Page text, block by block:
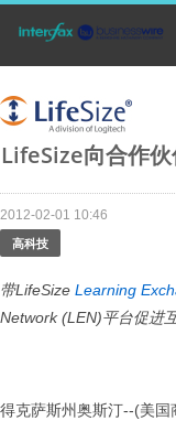
LifeSize向合作
2012-02-01 10:46
高科技
带LifeSize Learning
Network (LEN)平台促进
得克萨斯州奥斯汀--(美